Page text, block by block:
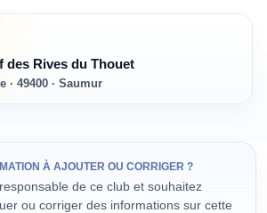
des Rives du Thouet
· 49400 · Saumur
À AJOUTER OU CORRIGER ?
de ce club et souhaitez
ou corriger des informations sur cette